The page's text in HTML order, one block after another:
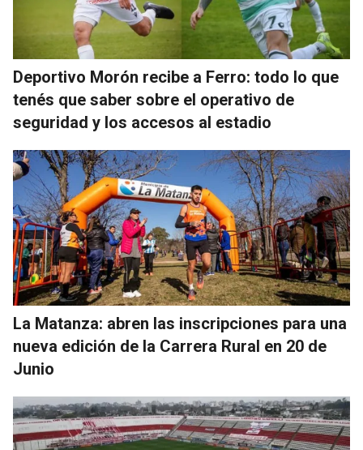
Deportivo Morón recibe a Ferro: todo lo que
tenés que saber sobre el operativo de
seguridad y los accesos al estadio
La Matanza: abren las inscripciones para una
nueva edición de la Carrera Rural en 20 de
Junio